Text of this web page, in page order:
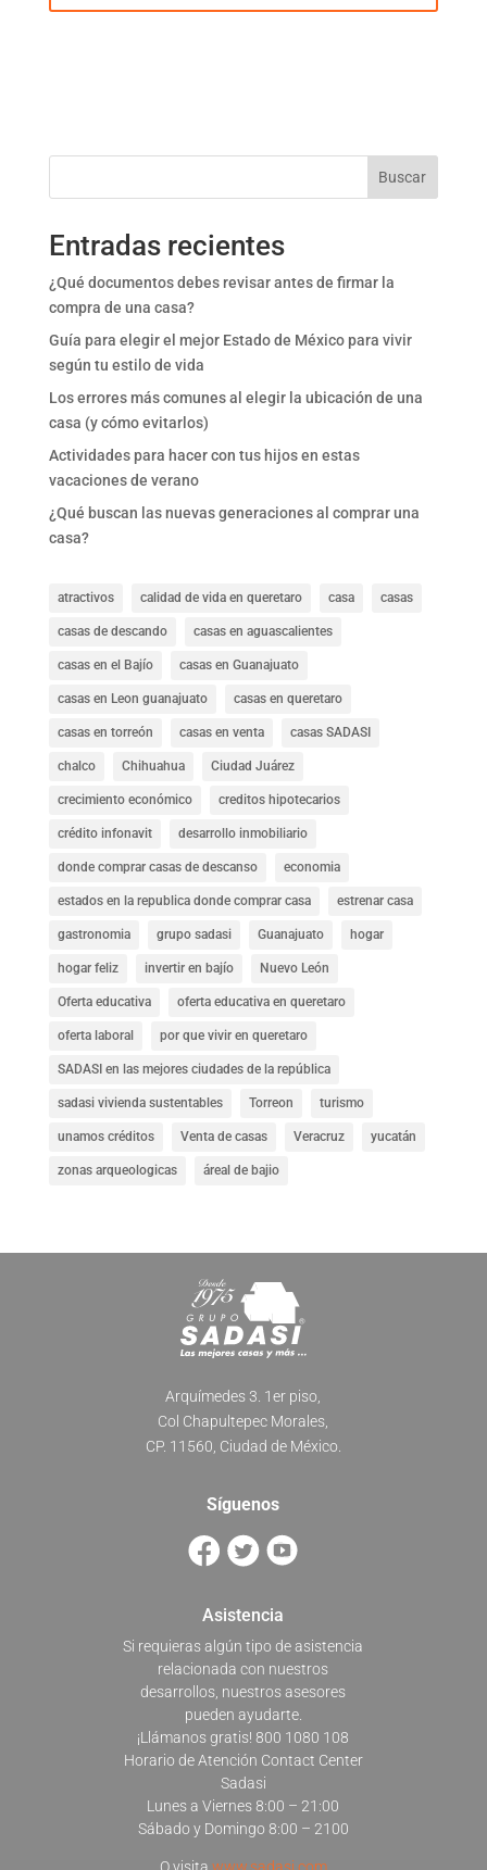
Buscar
Entradas recientes
¿Qué documentos debes revisar antes de firmar la
compra de una casa?
Guía para elegir el mejor Estado de México para vivir
según tu estilo de vida
Los errores más comunes al elegir la ubicación de una
casa (y cómo evitarlos)
Actividades para hacer con tus hijos en estas
vacaciones de verano
¿Qué buscan las nuevas generaciones al comprar una
casa?
atractivos calidad de vida en queretaro casa casas
casas de descando casas en aguascalientes
casas en el Bajío casas en Guanajuato
casas en Leon guanajuato casas en queretaro
casas en torreón casas en venta casas SADASI
chalco Chihuahua Ciudad Juárez
crecimiento económico creditos hipotecarios
crédito infonavit desarrollo inmobiliario
donde comprar casas de descanso economia
estados en la republica donde comprar casa estrenar casa
gastronomia grupo sadasi Guanajuato hogar
hogar feliz invertir en bajío Nuevo León
Oferta educativa oferta educativa en queretaro
oferta laboral por que vivir en queretaro
SADASI en las mejores ciudades de la república
sadasi vivienda sustentables Torreon turismo
unamos créditos Venta de casas Veracruz yucatán
zonas arqueologicas áreal de bajio
Arquímedes 3. 1er piso,
Col Chapultepec Morales,
CP. 11560, Ciudad de México.
Síguenos
Asistencia
Si requieras algún tipo de asistencia
relacionada con nuestros
desarrollos, nuestros asesores
pueden ayudarte.
¡Llámanos gratis! 800 1080 108
Horario de Atención Contact Center
Sadasi
Lunes a Viernes 8:00 – 21:00
Sábado y Domingo 8:00 – 2100